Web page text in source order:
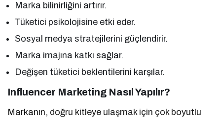
Marka bilinirliğini artırır.
Tüketici psikolojisine etki eder.
Sosyal medya stratejilerini güçlendirir.
Marka imajına katkı sağlar.
Değişen tüketici beklentilerini karşılar.
Influencer Marketing Nasıl Yapılır?
Markanın, doğru kitleye ulaşmak için çok boyutlu